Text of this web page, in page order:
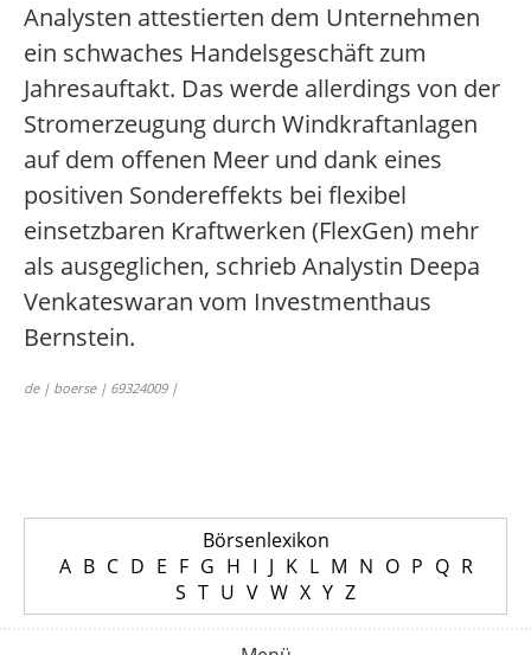
Analysten attestierten dem Unternehmen
ein schwaches Handelsgeschäft zum
Jahresauftakt. Das werde allerdings von der
Stromerzeugung durch Windkraftanlagen
auf dem offenen Meer und dank eines
positiven Sondereffekts bei flexibel
einsetzbaren Kraftwerken (FlexGen) mehr
als ausgeglichen, schrieb Analystin Deepa
Venkateswaran vom Investmenthaus
Bernstein.
de | boerse | 69324009 |
Börsenlexikon
A B C D E F G H I J K L M N O P Q R
S T U V W X Y Z